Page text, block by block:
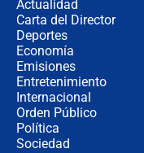
Actualidad
Carta del Director
Deportes
Economía
Emisiones
Entretenimiento
Internacional
Orden Público
Política
Sociedad